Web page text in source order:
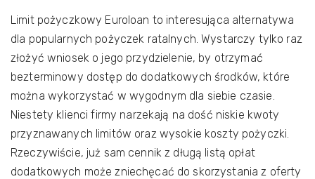
Limit pożyczkowy Euroloan to interesująca alternatywa
dla popularnych pożyczek ratalnych. Wystarczy tylko raz
złożyć wniosek o jego przydzielenie, by otrzymać
bezterminowy dostęp do dodatkowych środków, które
można wykorzystać w wygodnym dla siebie czasie.
Niestety klienci firmy narzekają na dość niskie kwoty
przyznawanych limitów oraz wysokie koszty pożyczki.
Rzeczywiście, już sam cennik z długą listą opłat
dodatkowych może zniechęcać do skorzystania z oferty